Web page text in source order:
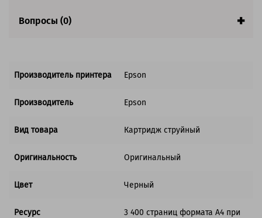
Акция! Количество ограничено.
Вопросы (0)
Производитель принтера Epson
Производитель Epson
Вид товара Картридж струйный
Оригинальность Оригинальный
Цвет Черный
Ресурс
3 400 страниц формата А4 при